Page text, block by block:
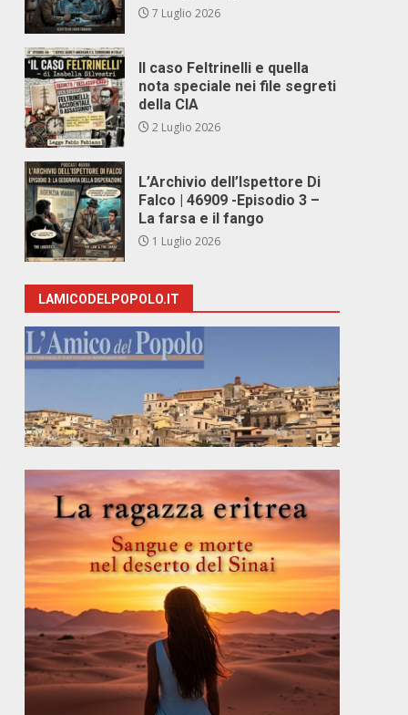
7 Luglio 2026
Il caso Feltrinelli e quella
nota speciale nei file segreti
della CIA
2 Luglio 2026
L’Archivio dell’Ispettore Di
Falco | 46909 -Episodio 3 –
La farsa e il fango
1 Luglio 2026
LAMICODELPOPOLO.IT